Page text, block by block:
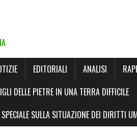
EDITORIALI ANALISI
DELLE PIETRE IN UNA TERRA DIFFICILE
SULLA SITUAZIONE DEI DIRITTI